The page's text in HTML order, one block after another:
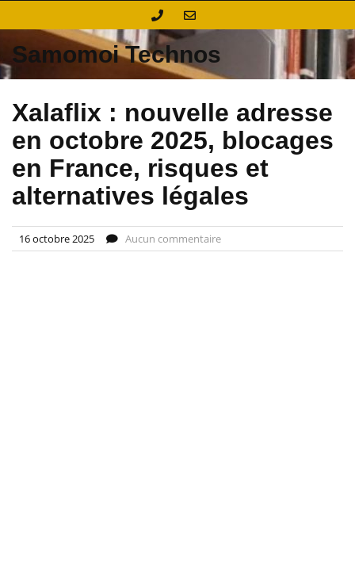
Samomoi Technos
Xalaflix : nouvelle adresse
en octobre 2025, blocages
en France, risques et
alternatives légales
16 octobre 2025 Aucun commentaire